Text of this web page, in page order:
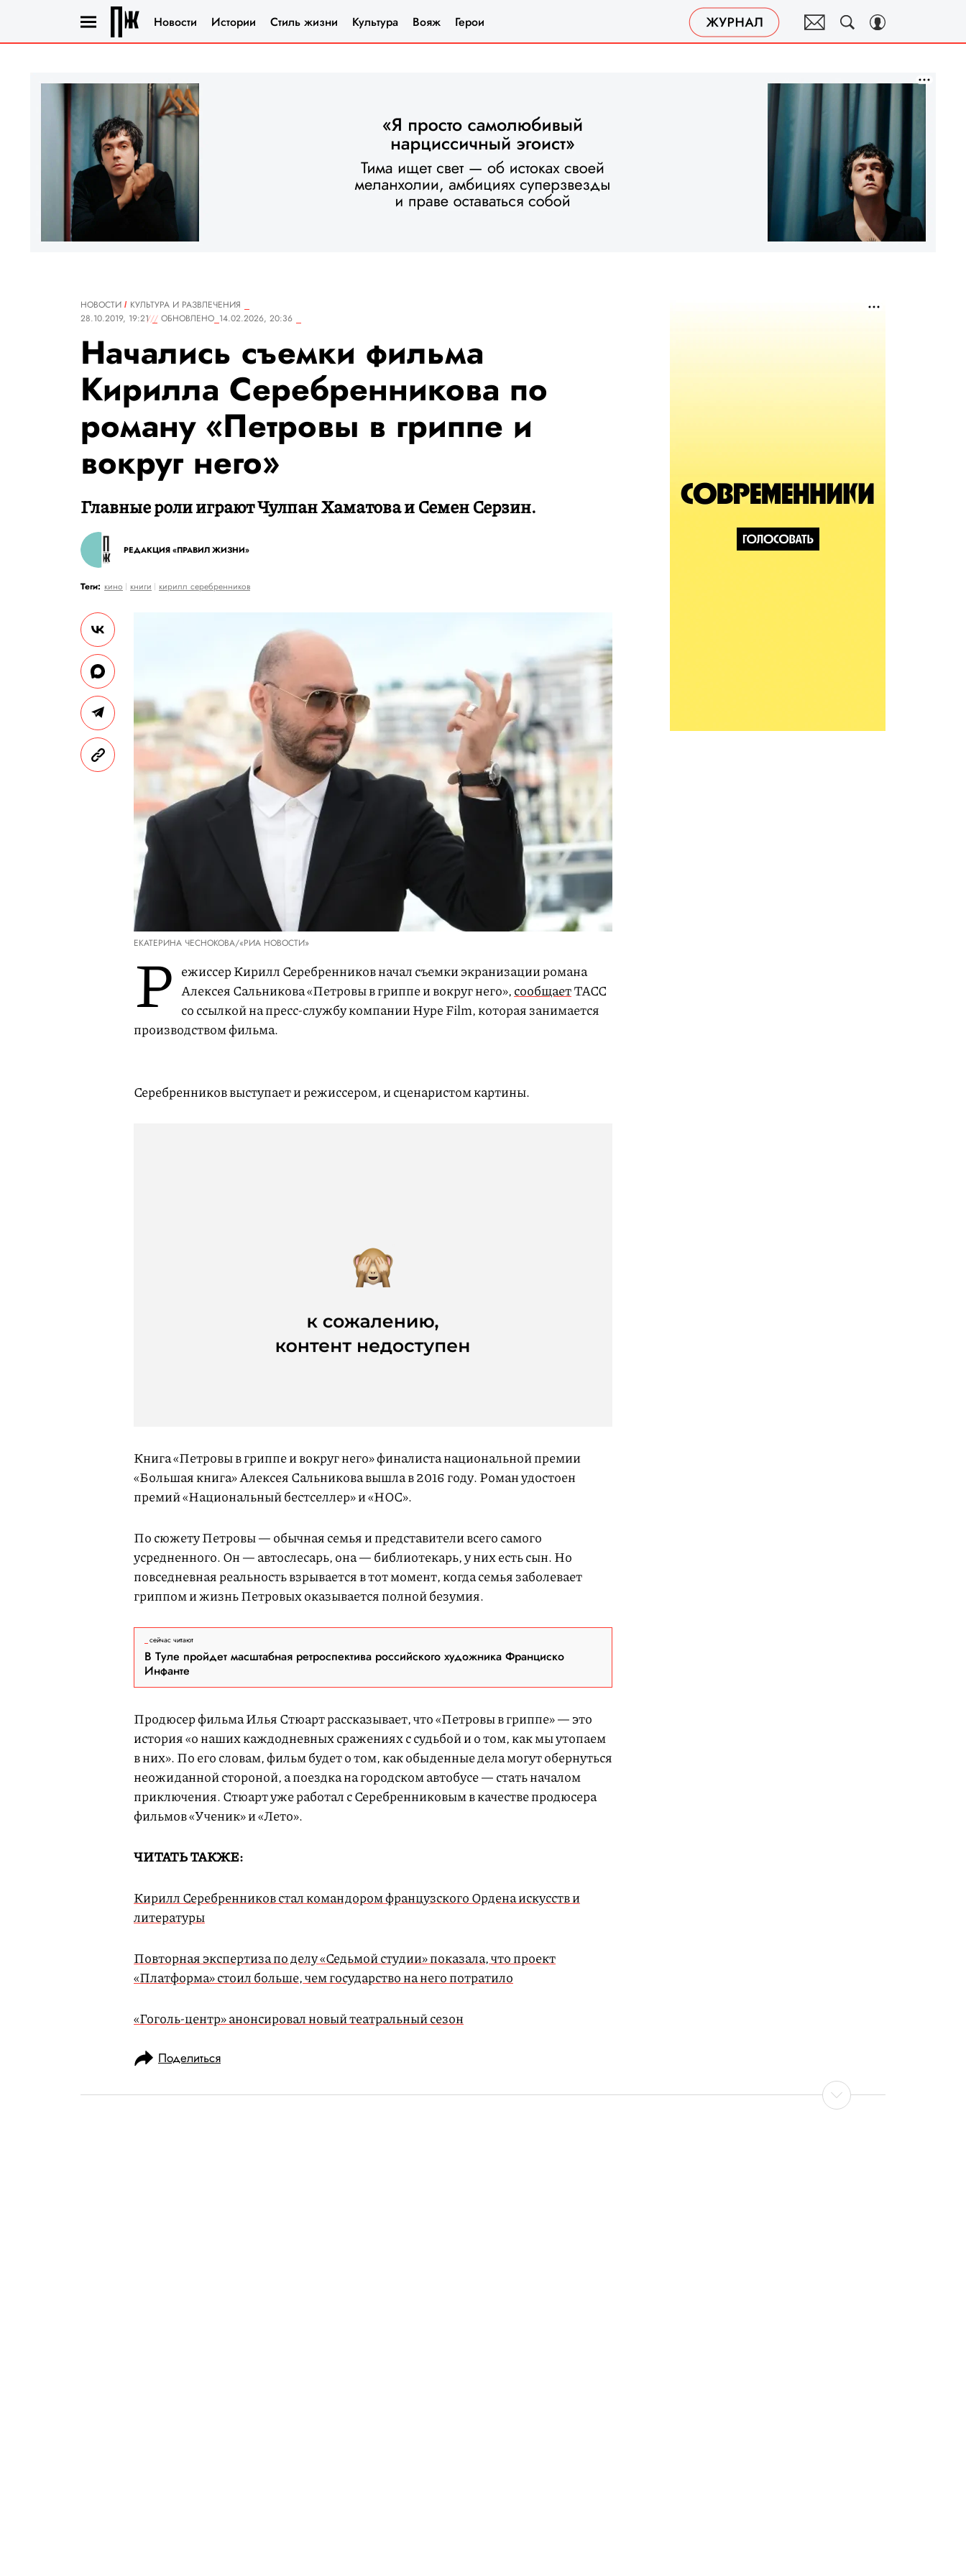
Новости Истории Стиль жизни Культура Вояж Герои
НОВОСТИ
КУЛЬТУРА И РАЗВЛЕЧЕНИЯ
28.10.2019, 19:21
ОБНОВЛЕНО 14.02.2026, 20:36
Начались съемки фильма
Кирилла Серебренникова по
роману «Петровы в гриппе и
вокруг него»
Главные роли играют Чулпан Хаматова и Семен Серзин.
РЕДАКЦИЯ «ПРАВИЛ ЖИЗНИ»
Теги: кино книги кирилл серебренников
ЕКАТЕРИНА ЧЕСНОКОВА/«РИА НОВОСТИ»
Р ежиссер Кирилл Серебренников начал съемки экранизации романа
Алексея Сальникова «Петровы в гриппе и вокруг него»,сообщаетТАСС
со ссылкой на пресс-службу компании Hype Film, которая занимается
производством фильма.
Серебренников выступает и режиссером, и сценаристом картины.
Книга «Петровы в гриппе и вокруг него» финалиста национальной премии
«Большая книга» Алексея Сальникова вышла в 2016 году. Роман удостоен
премий «Национальный бестселлер» и «НОС».
По сюжету Петровы — обычная семья и представители всего самого
усредненного. Он — автослесарь, она — библиотекарь, у них есть сын. Но
повседневная реальность взрывается в тот момент, когда семья заболевает
гриппом и жизнь Петровых оказывается полной безумия.
сейчас читают
В Туле пройдет масштабная ретроспектива российского художника Франциско
Инфанте
Продюсер фильма Илья Стюарт рассказывает, что «Петровы в гриппе» — это
история «о наших каждодневных сражениях с судьбой и о том, как мы утопаем
в них». По его словам, фильм будет о том, как обыденные дела могут обернуться
неожиданной стороной, а поездка на городском автобусе — стать началом
приключения. Стюарт уже работал с Серебренниковым в качестве продюсера
фильмов «Ученик» и «Лето».
ЧИТАТЬ ТАКЖЕ:
Кирилл Серебренников стал командором французского Ордена искусств и
литературы
Повторная экспертиза по делу «Седьмой студии» показала, что проект
«Платформа» стоил больше, чем государство на него потратило
«Гоголь-центр» анонсировал новый театральный сезон
Поделиться